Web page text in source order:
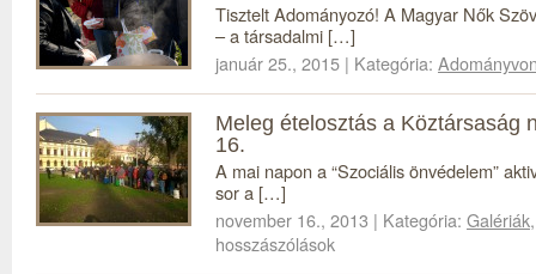
Tisztelt Adományozó! A Magyar Nők
– a társadalmi […]
január 25., 2015 | Kategória:
Meleg ételosztás a Köztársaság
16.
A mai napon a “Szociális önvédelem”
sor a […]
november 16., 2013 | Kategória: Galériák
hosszászólások